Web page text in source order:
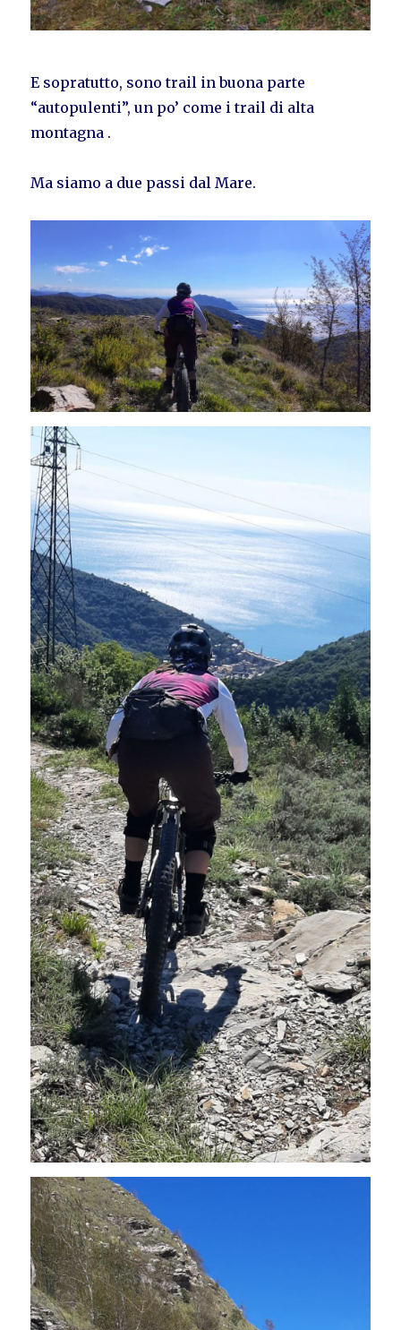
E sopratutto, sono trail in buona parte
“autopulenti”, un po’ come i trail di alta
montagna .
Ma siamo a due passi dal Mare.